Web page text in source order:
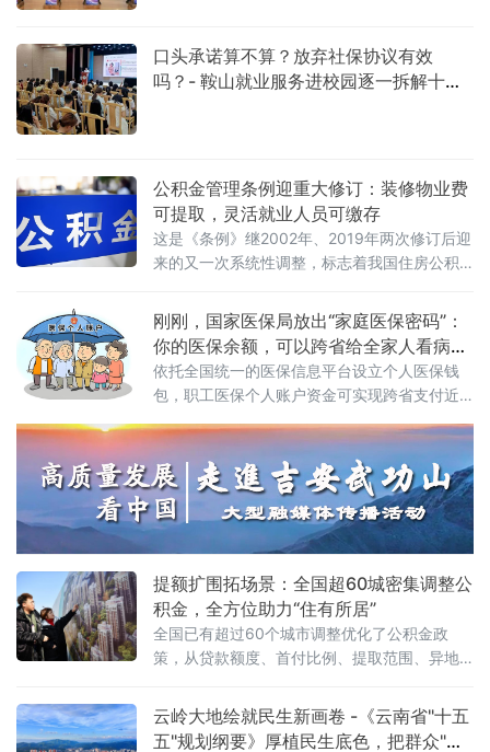
事务中心围绕农村公路建设、管护、民生整改
等重点工作通报阶段性成效、公布年度惠民举
口头承诺算不算？放弃社保协议有效
吗？- 鞍山就业服务进校园逐一拆解十大
公积金管理条例迎重大修订：装修物业费
可提取，灵活就业人员可缴存
这是《条例》继2002年、2019年两次修订后迎
来的又一次系统性调整，标志着我国住房公积
取范围大幅拓展：从“购房租房”到“修房养房”扩
大住房公积金提取使用范围是本
刚刚，国家医保局放出“家庭医保密码”：
你的医保余额，可以跨省给全家人看病
了！
依托全国统一的医保信息平台设立个人医保钱
包，职工医保个人账户资金可实现跨省支付近
保局办公室与财政部办
提额扩围拓场景：全国超60城密集调整公
积金，全方位助力“住有所居”
全国已有超过60个城市调整优化了公积金政
策，从贷款额度、首付比例、提取范围、异地
进一步释放住房消费潜力、保障民生福祉。
2026年《政府工作报告》明确提出“深化住房公
云岭大地绘就民生新画卷 -《云南省"十五
五"规划纲要》厚植民生底色，把群众"急